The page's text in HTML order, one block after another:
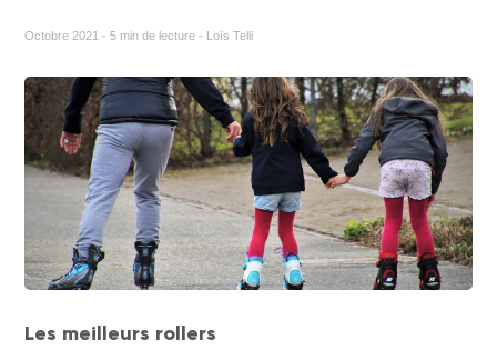
Octobre 2021 - 5 min de lecture - Loïs Telli
Les meilleurs rollers